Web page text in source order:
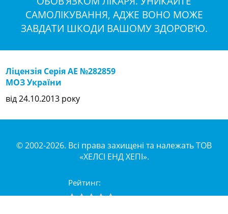
САМОЛІКУВАННЯ, АДЖЕ ВОНО МОЖЕ
ЗАВДАТИ ШКОДИ ВАШОМУ ЗДОРОВ’Ю.
Ліцензія Серія АЕ №282859
МОЗ України
від 24.10.2013 року
© 2002-2026. Всі права захищені та належать ТОВ
«ХЕЛСІ ЕНД ХЕПІ».
Рейтинг: